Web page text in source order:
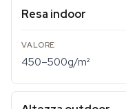
Resa indoor
450–500g/m²